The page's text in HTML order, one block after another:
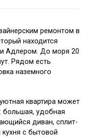
ремонтом в
находится
Адлером. До моря 20
Рядом есть
наземного
квартира может
большая, удобная
диван, сплит-
с бытовой